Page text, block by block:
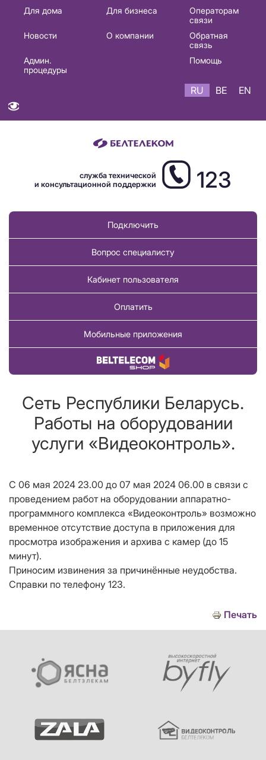
Основная
навигация
Для дома Для бизнеса
Операторам
связи
Новости
О компании
Обратная
связь
Админ.
процедуры
Помощь
RU BE EN
служба технической
и консультационной поддержки
123
Подключить
Вопрос специалисту
Кабинет пользователя
Оплатить
Мобильные приложения
Купить товар
Сеть Республики Беларусь.
Работы на оборудовании
услуги «Видеоконтроль».
С 06 мая 2024 23.00 до 07 мая 2024 06.00 в связи с
проведением работ на оборудовании аппаратно-
программного комплекса «Видеоконтроль» возможно
временное отсутствие доступа в приложения для
просмотра изображения и архива с камер (до 15
минут).
Приносим извинения за причинённые неудобства.
Справки по телефону 123.
Печать